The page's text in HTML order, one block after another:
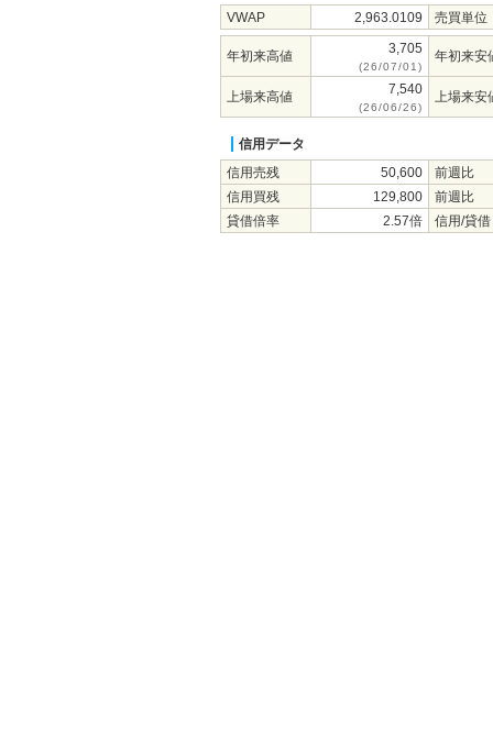
VWAP 2,963.0109 売買単位
年初来高値 3,705
(26/07/01)
年初来安
上場来高値 7,540
(26/06/26)
上場来安
信用データ
信用売残
50,600
前週比
信用買残
129,800
前週比
貸借倍率
2.57倍 信用/貸借